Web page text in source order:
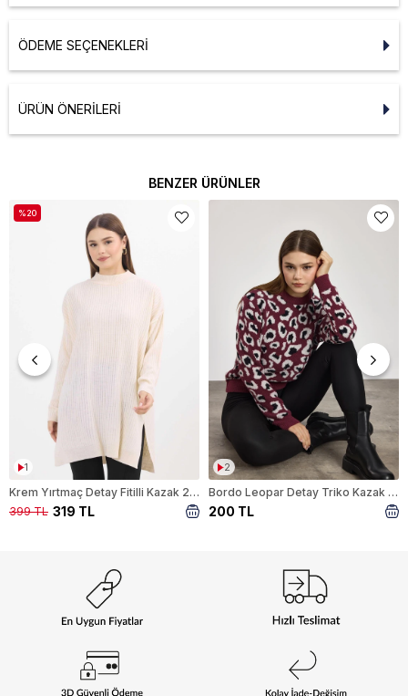
ÖDEME SEÇENEKLERI
ÜRÜN ÖNERILERI
BENZER ÜRÜNLER
1
Krem Yırtmaç Detay Fitilli Kazak 22131
319 TL
399 TL
%20
2
Bordo Leopar Detay Triko Kazak 24342
200 TL